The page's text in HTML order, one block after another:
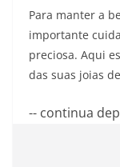
Para manter a
importante
preciosa. Aqui
das suas joias
-- continua